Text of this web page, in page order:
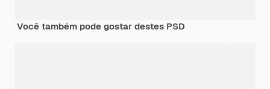
Você também pode gostar destes PSD